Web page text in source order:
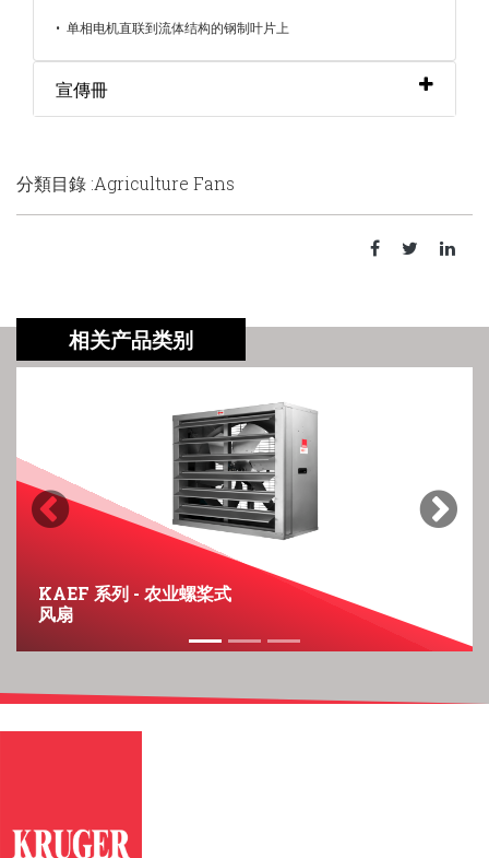
• 单相电机直联到流体结构的钢制叶片上
宣傳冊
分類目錄 :Agriculture Fans
相关产品类别
KAEF 系列 - 农业螺桨式
风扇
Previous Next